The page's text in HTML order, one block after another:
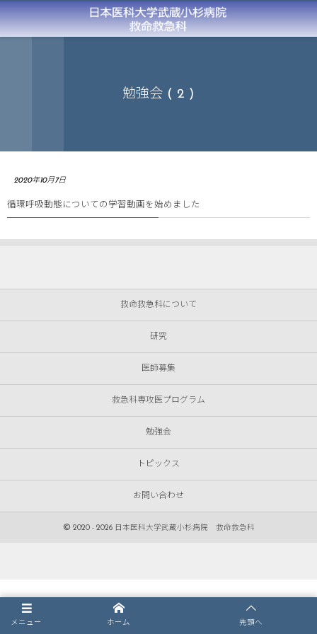
勉強会 ( 2 )
2020年10月7日
循環呼吸動態についての学習動画を始めました
救命救急科について
研究
医師募集
救急科専攻医プログラム
勉強会
トピックス
お問い合わせ
© 2020 - 2026 日本医科大学武蔵小杉病院 救命救急科
メニュー ホーム 先頭へ